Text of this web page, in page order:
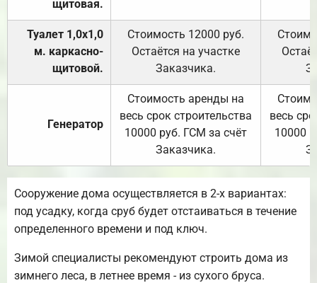
щитовая.
Туалет 1,0х1,0
м. каркасно-
щитовой.
Стоимость 12000 руб.
Остаётся на участке
Заказчика.
Генератор
Стоимость аренды на
весь срок строительства
10000 руб. ГСМ за счёт
Заказчика.
весь
10000
Сооружение дома осуществляется в 2-х вариантах:
под усадку, когда сруб будет отстаиваться в течение
определенного времени и под ключ.
Зимой специалисты рекомендуют строить дома из
зимнего леса, в летнее время - из сухого бруса.